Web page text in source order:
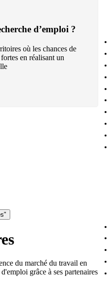
d’emploi ?
où les chances de
en réalisant un
du marché du travail en
grâce à ses partenaires